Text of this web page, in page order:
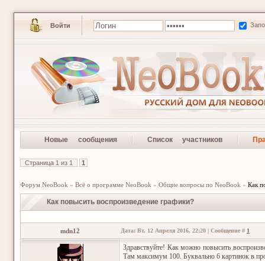
Войти
Новые сообщения Список участников
Страница 1 из 1 1
Форум NeoBook » Всё о программе NeoBook » Общие вопросы по NeoBook » Как
Как повысить воспроизведение графики?
mdn12 Дата: Вт, 12 Апреля 2016, 22:20 | Сообщение # 1
Здравствуйте! Как можно повысить
Там максимум 100. Буквально 6 картинок в